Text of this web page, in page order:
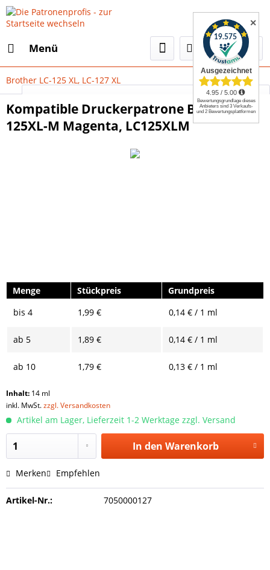
Menü
Select Language▼
Brother LC-125 XL, LC-127 XL
Kompatible Druckerpatrone Brother LC-
125XL-M Magenta, LC125XLM
Menge Stückpreis
Grundpreis
bis 4 1,99 € 0,14 € / 1 ml
ab 5 1,89 € 0,14 € / 1 ml
ab 10 1,79 € 0,13 € / 1 ml
Inhalt: 14 ml
inkl. MwSt.zzgl. Versandkosten
Artikel am Lager, Lieferzeit 1-2 Werktage zzgl. Versand
In den Warenkorb
Merken Empfehlen
Artikel-Nr.: 7050000127
✕